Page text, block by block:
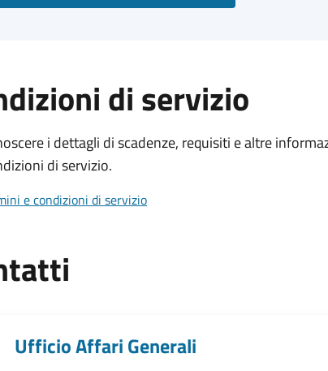
di servizio
i dettagli di scadenze, requisiti e altre
di servizio.
e condizioni di servizio
Ufficio Affari Generali